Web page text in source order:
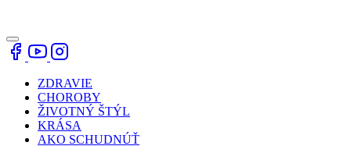
ZDRAVIE
CHOROBY
ŽIVOTNÝ ŠTÝL
KRÁSA
AKO SCHUDNÚŤ